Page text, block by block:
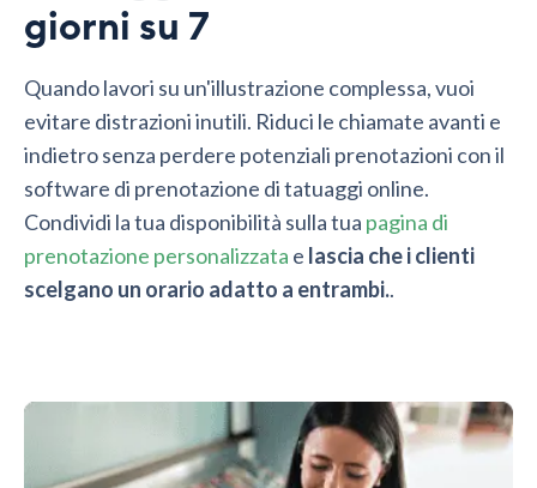
giorni su 7
Quando lavori su un'illustrazione complessa, vuoi
evitare distrazioni inutili. Riduci le chiamate avanti e
indietro senza perdere potenziali prenotazioni con il
software di prenotazione di tatuaggi online.
Condividi la tua disponibilità sulla tua pagina di
prenotazione personalizzata e lascia che i clienti
scelgano un orario adatto a entrambi..